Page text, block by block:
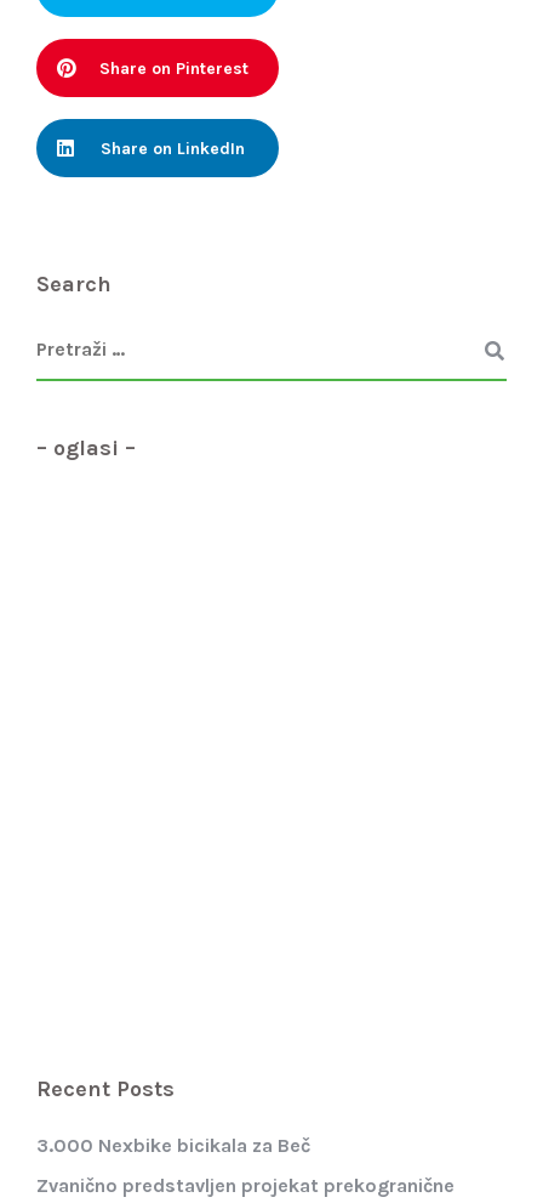
Share on Pinterest
Share on LinkedIn
Search
– oglasi –
Recent Posts
3.000 Nexbike bicikala za Beč
Zvanično predstavljen projekat prekogranične